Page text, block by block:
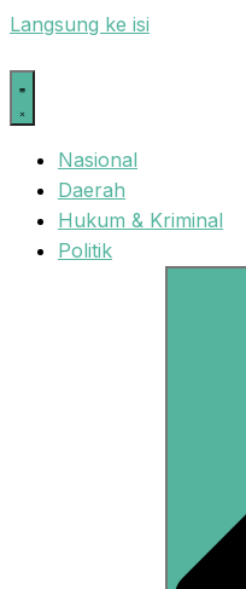
Langsung ke isi
Nasional
Daerah
Hukum & Kriminal
Politik